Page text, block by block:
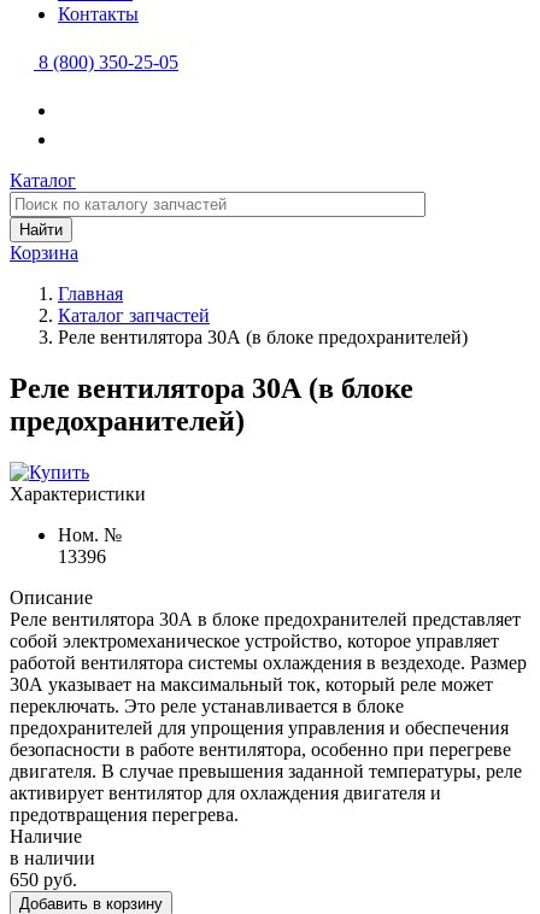
Контакты
8 (800) 350-25-05
Каталог
Найти
Корзина
Главная
Каталог запчастей
Реле вентилятора 30А (в блоке предохранителей)
Реле вентилятора 30А (в блоке
предохранителей)
Характеристики
Ном. №
13396
Описание
Реле вентилятора 30А в блоке предохранителей представляет
собой электромеханическое устройство, которое управляет
работой вентилятора системы охлаждения в вездеходе. Размер
30А указывает на максимальный ток, который реле может
переключать. Это реле устанавливается в блоке
предохранителей для упрощения управления и обеспечения
безопасности в работе вентилятора, особенно при перегреве
двигателя. В случае превышения заданной температуры, реле
активирует вентилятор для охлаждения двигателя и
предотвращения перегрева.
Наличие
в наличии
650 руб.
Добавить в корзину